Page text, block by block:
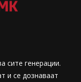
сите генерации.
и се дознаваат